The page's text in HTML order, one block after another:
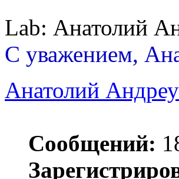
Lab: Анатолий
С уважением,
Анатолий
Сообщений: